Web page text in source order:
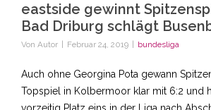
eastside gewinnt
Bad Driburg schlägt
Von Autor Februar 24, 2019 bundesliga
Auch ohne Georgina Pota gewann
Topspiel in Kolbermoor klar mit 6:2 und